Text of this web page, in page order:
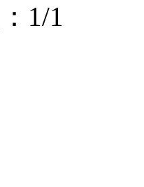
1/1